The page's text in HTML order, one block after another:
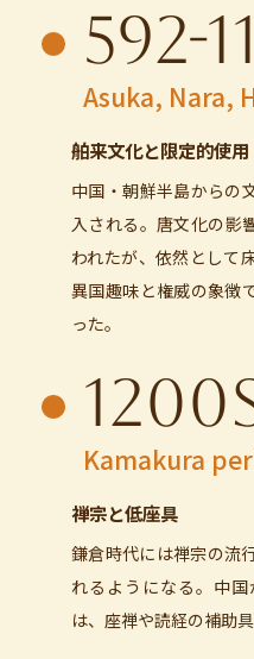
592-
Asuka, Nara,
舶来文化と限定的使用
中国・朝鮮半島からの
入される。唐文化の影
われたが、依然として
異国趣味と権威の象徴
った。
Kamakura
禅宗と低座具
鎌倉時代には禅宗の流
れるようになる。中
は、座禅や読経の補助